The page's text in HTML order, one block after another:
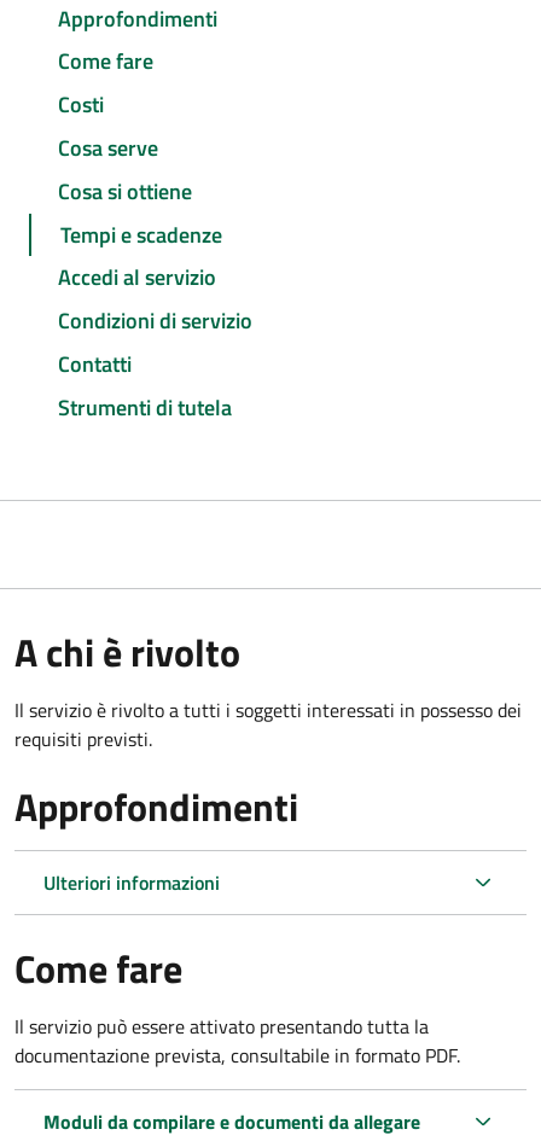
Approfondimenti
Come fare
Costi
Cosa serve
Cosa si ottiene
Tempi e scadenze
Accedi al servizio
Condizioni di servizio
Contatti
Strumenti di tutela
A chi è rivolto
Il servizio è rivolto a tutti i soggetti interessati in possesso dei
requisiti previsti.
Approfondimenti
Ulteriori informazioni
Come fare
Il servizio può essere attivato presentando tutta la
documentazione prevista, consultabile in formato PDF.
Moduli da compilare e documenti da allegare